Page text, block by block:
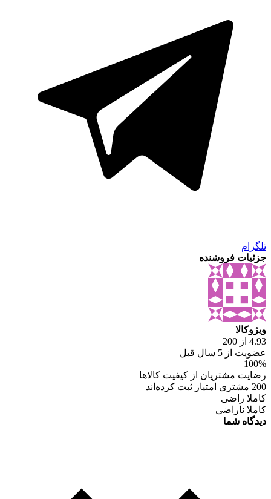
تلگرام
جزئیات فروشنده
ویژوکالا
4.93 از 200
عضویت از 5 سال قبل
100%
رضایت مشتریان از کیفیت کالاها
200 مشتری امتیاز ثبت کرده‌اند
کاملا راضی
کاملا ناراضی
دیدگاه شما